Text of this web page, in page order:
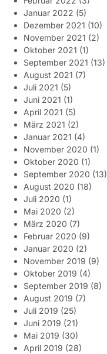
Januar 2022 (5)
Dezember 2021 (10)
November 2021 (2)
Oktober 2021 (1)
September 2021 (13)
August 2021 (7)
Juli 2021 (5)
Juni 2021 (1)
April 2021 (5)
März 2021 (2)
Januar 2021 (4)
November 2020 (1)
Oktober 2020 (1)
September 2020 (13)
August 2020 (18)
Juli 2020 (1)
Mai 2020 (2)
März 2020 (7)
Februar 2020 (9)
Januar 2020 (2)
November 2019 (9)
Oktober 2019 (4)
September 2019 (8)
August 2019 (7)
Juli 2019 (25)
Juni 2019 (21)
Mai 2019 (30)
April 2019 (28)